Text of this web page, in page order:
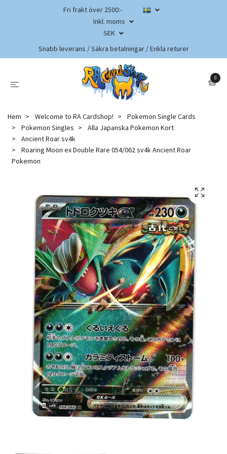
Fri frakt över 2500:-
Inkl. moms
SEK
Snabb leverans / Säkra betalningar / Enkla returer
0
Hem Welcome to RA Cardshop!
Pokemon Single Cards
Pokemon Singles
Alla Japanska Pokemon Kort
Ancient Roar sv4k
Roaring Moon ex Double Rare 054/062 sv4k Ancient Roar
Pokemon